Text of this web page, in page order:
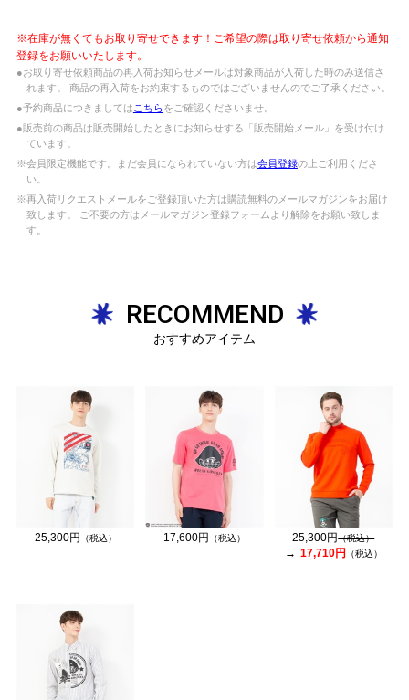
※在庫が無くてもお取り寄せできます！ご希望の際は取り寄せ依頼から通知
登録をお願いいたします。
●お取り寄せ依頼商品の再入荷お知らせメールは対象商品が入荷した時のみ送信さ
れます。 商品の再入荷をお約束するものではございませんのでご了承ください。
●予約商品につきましては こちらをご確認くださいませ。
●販売前の商品は販売開始したときにお知らせする「販売開始メール」を受け付け
ています。
※会員限定機能です。まだ会員になられていない方は会員登録の上ご利用くださ
い。
※再入荷リクエストメールをご登録頂いた方は購読無料のメールマガジンをお届け
致します。 ご不要の方はメールマガジン登録フォームより解除をお願い致しま
す。
RECOMMEND
おすすめアイテム
25,300円 （税込） 17,600円 （税込） 25,300円（税込）
17,710円 （税込）